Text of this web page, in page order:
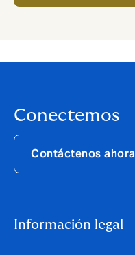
Conectemos
Contáctenos ahora
Información legal